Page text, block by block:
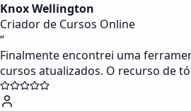
Knox Wellington
Criador de Cursos Online
“
Finalmente encontrei uma
cursos atualizados. O recurso de